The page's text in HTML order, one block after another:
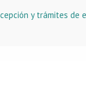
y trámites de